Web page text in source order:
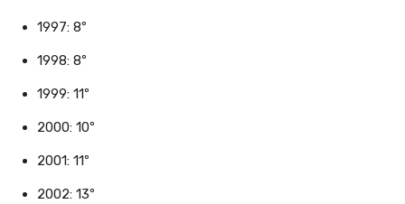
1997: 8º
1998: 8º
1999: 11º
2000: 10º
2001: 11º
2002: 13º